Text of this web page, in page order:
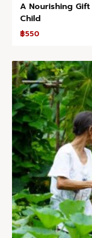
A Nourishing
Child
฿550